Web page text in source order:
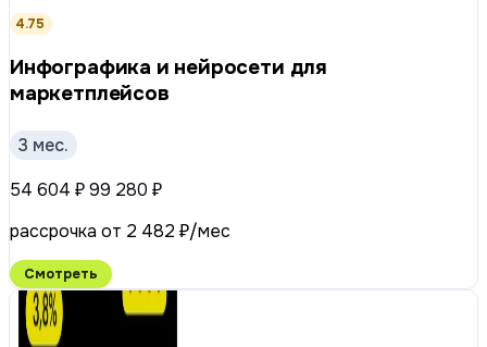
4.75
Инфографика и нейросети для
маркетплейсов
3 мес.
54 604 ₽99 280 ₽
рассрочка от 2 482 ₽/мес
Смотреть